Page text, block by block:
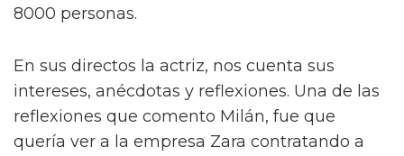
8000 personas.
En sus directos la actriz, nos cuenta sus
intereses, anécdotas y reflexiones. Una de las
reflexiones que comento Milán, fue que
quería ver a la empresa Zara contratando a